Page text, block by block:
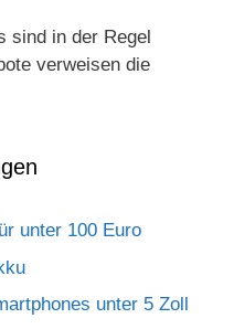
sind in der Regel
verweisen die
unter 100 Euro
unter 5 Zoll